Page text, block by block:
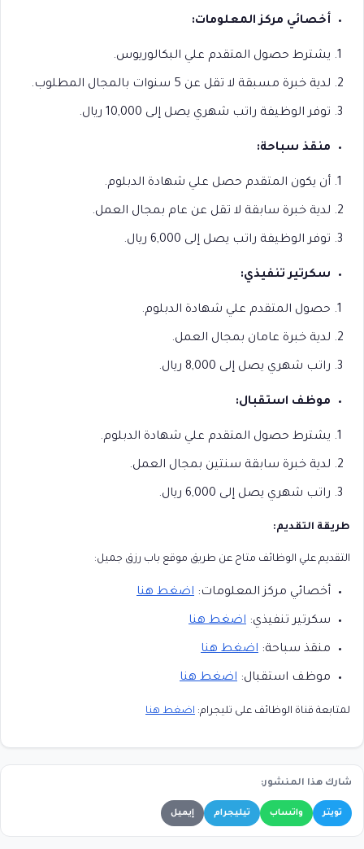
أخصائي مركز المعلومات:
يشترط حصول المتقدم علي البكالوريوس.
لدية خبرة مسبقة لا تقل عن 5 سنوات بالمجال المطلوب.
توفر الوظيفة راتب شهري يصل إلى 10,000 ريال.
منقذ سباحة:
أن يكون المتقدم حصل علي شهادة الدبلوم.
لدية خبرة سابقة لا تقل عن عام بمجال العمل.
توفر الوظيفة راتب يصل إلى 6,000 ريال.
سكرتير تنفيذي:
حصول المتقدم علي شهادة الدبلوم.
لدية خبرة عامان بمجال العمل.
راتب شهري يصل إلى 8,000 ريال.
موظف استقبال:
يشترط حصول المتقدم علي شهادة الدبلوم.
لدية خبرة سابقة سنتين بمجال العمل.
راتب شهري يصل إلى 6,000 ريال.
طريقة التقديم:
التقديم علي الوظائف متاح عن طريق موقع باب رزق جميل:
أخصائي مركز المعلومات: اضغط هنا
سكرتير تنفيذي: اضغط هنا
منقذ سباحة: اضغط هنا
موظف استقبال: اضغط هنا
لمتابعة قناة الوظائف على تليجرام: اضغط هنا
شارك هذا المنشور:
تويتر واتساب تيليجرام إيميل